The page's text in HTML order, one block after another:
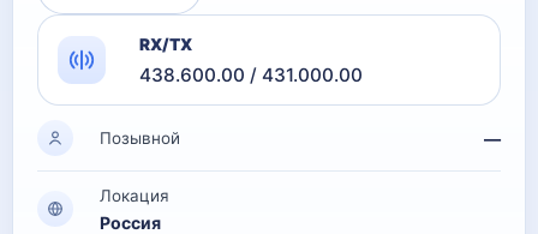
RX/TX
438.600.00 / 431.000.00
Позывной —
Локация
Россия